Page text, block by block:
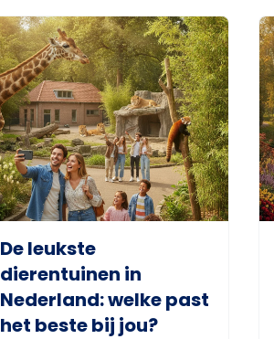
De leukste
dierentuinen in
Nederland: welke past
het beste bij jou?